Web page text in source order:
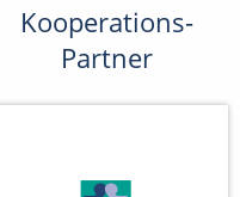
Kooperations-
Partner